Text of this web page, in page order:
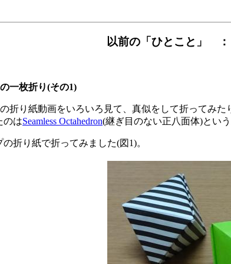
以前の「ひとこと」
一枚折り(その1)
折り紙動画をいろいろ見て、真似をして折ってみ
のはSeamless Octahedron(継ぎ目のない正八面体)という
折り紙で折ってみました(図1)。